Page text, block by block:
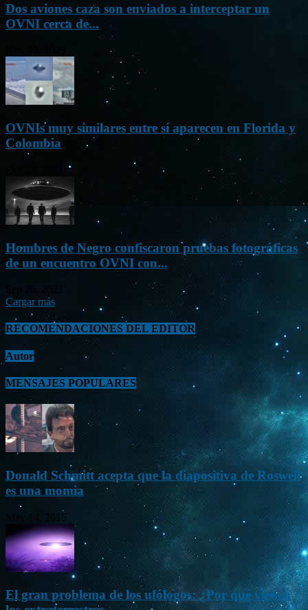
Dos aviones caza son enviados a interceptar un
OVNI cerca de...
OVNIs muy similares entre sí aparecen en Florida y
Colombia
Hombres de Negro confiscaron pruebas fotográficas
de un encuentro OVNI con...
Cargar más
RECOMENDACIONES DEL EDITOR
Autor
MENSAJES POPULARES
Donald Schmitt acepta que la diapositiva de Roswell
es una momia
May 14, 2015
El gran problema de los ufólogos: ¿Por qué vienen